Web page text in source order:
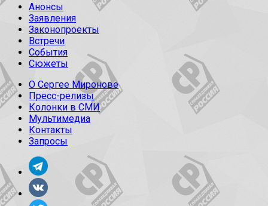
Анонсы
Заявления
Законопроекты
Встречи
События
Сюжеты
О Сергее Миронове
Пресс-релизы
Колонки в СМИ
Мультимедиа
Контакты
Запросы